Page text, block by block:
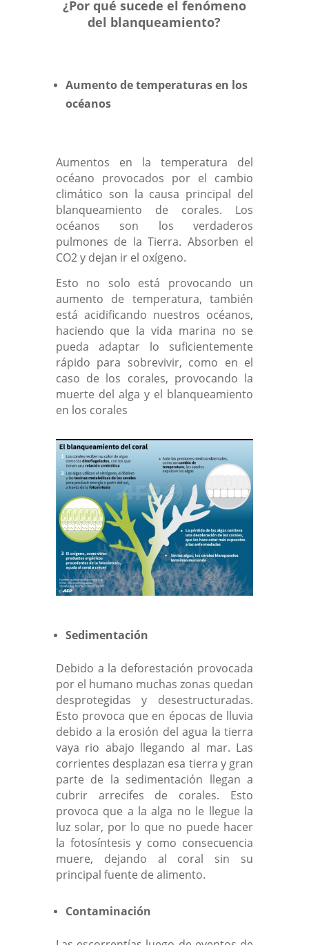
¿Por qué sucede el fenómeno
del blanqueamiento?
Aumento de temperaturas en los
océanos
Aumentos en la temperatura del
océano provocados por el cambio
climático son la causa principal del
blanqueamiento de corales. Los
océanos son los verdaderos
pulmones de la Tierra. Absorben el
CO2 y dejan ir el oxígeno.
Esto no solo está provocando un
aumento de temperatura, también
está acidificando nuestros océanos,
haciendo que la vida marina no se
pueda adaptar lo suficientemente
rápido para sobrevivir, como en el
caso de los corales, provocando la
muerte del alga y el blanqueamiento
en los corales
Sedimentación
Debido a la deforestación provocada
por el humano muchas zonas quedan
desprotegidas y desestructuradas.
Esto provoca que en épocas de lluvia
debido a la erosión del agua la tierra
vaya rio abajo llegando al mar. Las
corrientes desplazan esa tierra y gran
parte de la sedimentación llegan a
cubrir arrecifes de corales. Esto
provoca que a la alga no le llegue la
luz solar, por lo que no puede hacer
la fotosíntesis y como consecuencia
muere, dejando al coral sin su
principal fuente de alimento.
Contaminación